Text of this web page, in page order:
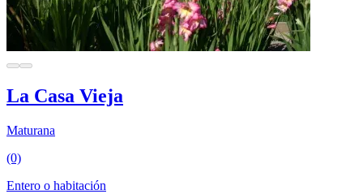
La Casa Vieja
Maturana
(0)
Entero o habitación